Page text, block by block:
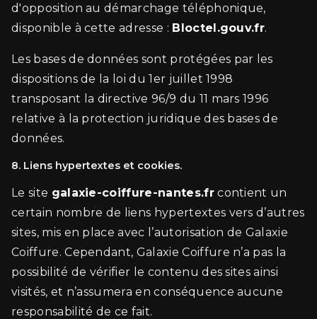
d'opposition au démarchage téléphonique,
disponible à cette adresse : Bloctel.gouv.fr.
Les bases de données sont protégées par les
dispositions de la loi du 1er juillet 1998
transposant la directive 96/9 du 11 mars 1996
relative à la protection juridique des bases de
données.
8. Liens hypertextes et cookies.
Le site galaxie-coiffure-nantes.frcontient un
certain nombre de liens hypertextes vers d’autres
sites, mis en place avec l’autorisation de Galaxie
Coiffure. Cependant, Galaxie Coiffure n’a pas la
possibilité de vérifier le contenu des sites ainsi
visités, et n’assumera en conséquence aucune
responsabilité de ce fait.